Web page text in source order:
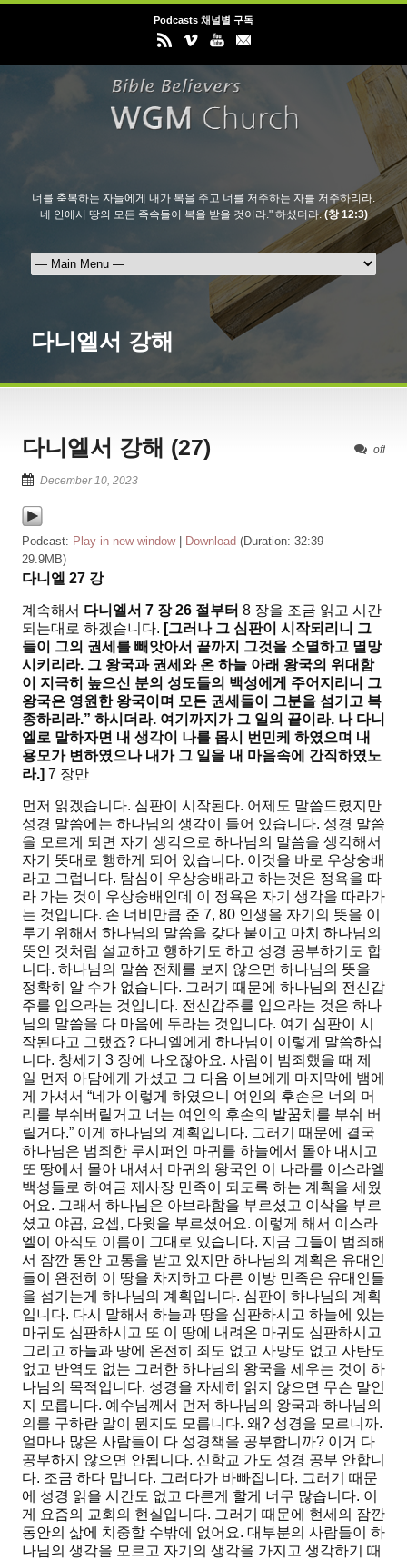
Podcasts 채널별 구독
너를 축복하는 자들에게 내가 복을 주고 너를 저주하는 자를 저주하리라.
네 안에서 땅의 모든 족속들이 복을 받을 것이라." 하셨더라.(창 12:3)
다니엘서 강해
off
다니엘서 강해 (27)
December 10, 2023
Podcast: Play in new window| Download (Duration: 32:39 —
29.9MB)
다니엘 27 강
계속해서 다니엘서 7 장26 절부터 8 장을 조금 읽고 시간
되는대로 하겠습니다. [그러나 그 심판이 시작되리니 그
들이 그의 권세를 빼앗아서 끝까지 그것을 소멸하고 멸망
시키리라. 그 왕국과 권세와 온 하늘 아래 왕국의 위대함
이 지극히 높으신 분의 성도들의 백성에게 주어지리니 그
왕국은 영원한 왕국이며 모든 권세들이 그분을 섬기고 복
종하리라.” 하시더라. 여기까지가 그 일의 끝이라. 나 다니
엘로 말하자면 내 생각이 나를 몹시 번민케 하였으며 내
용모가 변하였으나 내가 그 일을 내 마음속에 간직하였노
라.] 7 장만
먼저 읽겠습니다. 심판이 시작된다. 어제도 말씀드렸지만
성경 말씀에는 하나님의 생각이 들어 있습니다. 성경 말씀
을 모르게 되면 자기 생각으로 하나님의 말씀을 생각해서
자기 뜻대로 행하게 되어 있습니다. 이것을 바로 우상숭배
라고 그럽니다. 탐심이 우상숭배라고 하는것은 정욕을 따
라 가는 것이 우상숭배인데 이 정욕은 자기 생각을 따라가
는 것입니다. 손 너비만큼 준 7, 80 인생을 자기의 뜻을 이
루기 위해서 하나님의 말씀을 갖다 붙이고 마치 하나님의
뜻인 것처럼 설교하고 행하기도 하고 성경 공부하기도 합
니다. 하나님의 말씀 전체를 보지 않으면 하나님의 뜻을
정확히 알 수가 없습니다. 그러기 때문에 하나님의 전신갑
주를 입으라는 것입니다. 전신갑주를 입으라는 것은 하나
님의 말씀을 다 마음에 두라는 것입니다. 여기 심판이 시
작된다고 그랬죠? 다니엘에게 하나님이 이렇게 말씀하십
니다. 창세기 3 장에 나오잖아요. 사람이 범죄했을 때 제
일 먼저 아담에게 가셨고 그 다음 이브에게 마지막에 뱀에
게 가셔서 “네가 이렇게 하였으니 여인의 후손은 너의 머
리를 부숴버릴거고 너는 여인의 후손의 발꿈치를 부숴 버
릴거다.” 이게 하나님의 계획입니다. 그러기 때문에 결국
하나님은 범죄한 루시퍼인 마귀를 하늘에서 몰아 내시고
또 땅에서 몰아 내셔서 마귀의 왕국인 이 나라를 이스라엘
백성들로 하여금 제사장 민족이 되도록 하는 계획을 세웠
어요. 그래서 하나님은 아브라함을 부르셨고 이삭을 부르
셨고 야곱, 요셉, 다윗을 부르셨어요. 이렇게 해서 이스라
엘이 아직도 이름이 그대로 있습니다. 지금 그들이 범죄해
서 잠깐 동안 고통을 받고 있지만 하나님의 계획은 유대인
들이 완전히 이 땅을 차지하고 다른 이방 민족은 유대인들
을 섬기는게 하나님의 계획입니다. 심판이 하나님의 계획
입니다. 다시 말해서 하늘과 땅을 심판하시고 하늘에 있는
마귀도 심판하시고 또 이 땅에 내려온 마귀도 심판하시고
그리고 하늘과 땅에 온전히 죄도 없고 사망도 없고 사탄도
없고 반역도 없는 그러한 하나님의 왕국을 세우는 것이 하
나님의 목적입니다. 성경을 자세히 읽지 않으면 무슨 말인
지 모릅니다. 예수님께서 먼저 하나님의 왕국과 하나님의
의를 구하란 말이 뭔지도 모릅니다. 왜? 성경을 모르니까.
얼마나 많은 사람들이 다 성경책을 공부합니까? 이거 다
공부하지 않으면 안됩니다. 신학교 가도 성경 공부 안합니
다. 조금 하다 맙니다. 그러다가 바빠집니다. 그러기 때문
에 성경 읽을 시간도 없고 다른게 할게 너무 많습니다. 이
게 요즘의 교회의 현실입니다. 그러기 때문에 현세의 잠깐
동안의 삶에 치중할 수밖에 없어요. 대부분의 사람들이 하
나님의 생각을 모르고 자기의 생각을 가지고 생각하기 때